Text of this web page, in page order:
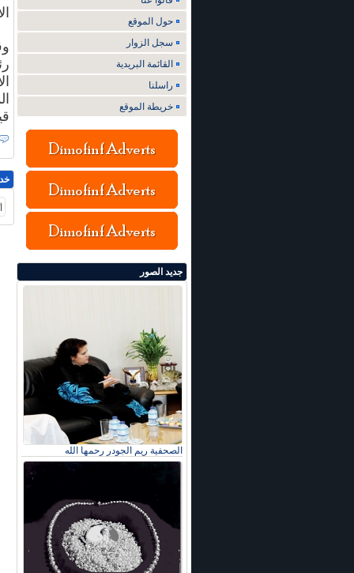
حول الموقع
سجل الزوار
القائمة البريدية
راسلنا
خريطة الموقع
جديد الصور
الصحفية ريم الجودر رحمها الله